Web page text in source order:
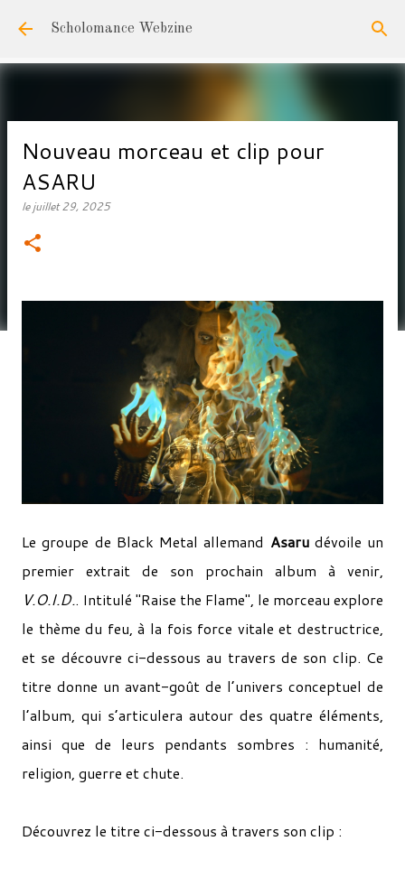
Accéder au contenu principal
Scholomance Webzine
Nouveau morceau et clip pour
ASARU
lejuillet 29, 2025
Le groupe de Black Metal allemand Asaru dévoile un
premier extrait de son prochain album à venir,
V.O.I.D.. Intitulé "Raise the Flame", le morceau explore
le thème du feu, à la fois force vitale et destructrice,
et se découvre ci-dessous au travers de son clip. Ce
titre donne un avant-goût de l’univers conceptuel de
l’album, qui s’articulera autour des quatre éléments,
ainsi que de leurs pendants sombres : humanité,
religion, guerre et chute.
Découvrez le titre ci-dessous à travers son clip :